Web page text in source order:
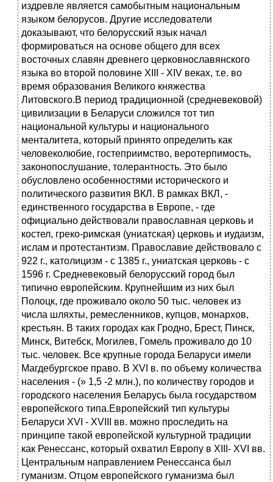
издревле является самобытным национальным
языком белорусов. Другие исследователи
доказывают, что белорусский язык начал
формироваться на основе общего для всех
восточных славян древнего церковнославянского
языка во второй половине XIII - XIV веках, т.е. во
время образования Великого княжества
Литовского.В период традиционной (средневековой)
цивилизации в Беларуси сложился тот тип
национальной культуры и национального
менталитета, который принято определить как
человеколюбие, гостеприимство, веротерпимость,
законопослушание, толерантность. Это было
обусловлено особенностями исторического и
политического развития ВКЛ. В рамках ВКЛ, -
единственного государства в Европе, - где
официально действовали православная церковь и
костел, греко-римская (униатская) церковь и иудаизм,
ислам и протестантизм. Православие действовало с
922 г., католицизм - с 1385 г., униатская церковь - с
1596 г. Средневековый белорусский город был
типично европейским. Крупнейшим из них был
Полоцк, где проживало около 50 тыс. человек из
числа шляхты, ремесленников, купцов, монархов,
крестьян. В таких городах как Гродно, Брест, Пинск,
Минск, Витебск, Могилев, Гомель проживало до 10
тыс. человек. Все крупные города Беларуси имели
Магдебургское право. В XVI в. по объему количества
населения - (» 1,5 -2 млн.), по количеству городов и
городского населения Беларусь была государством
европейского типа.Европейский тип культуры
Беларуси XVI - XVIII вв. можно проследить на
принципе такой европейской культурной традиции
как Ренессанс, который охватил Европу в XIII- XVI вв.
Центральным направлением Ренессанса был
гуманизм. Отцом европейского гуманизма был